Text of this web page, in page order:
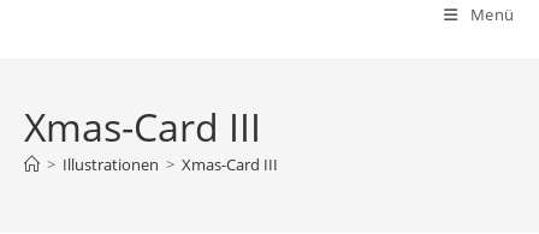
Menü
Xmas-Card III
> Illustrationen > Xmas-Card III